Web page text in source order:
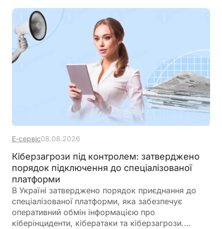
Е-сервіс08.08.2026
Кіберзагрози під контролем: затверджено
порядок підключення до спеціалізованої
платформи
В Україні затверджено порядок приєднання до
спеціалізованої платформи, яка забезпечує
оперативний обмін інформацією про
кіберінциденти, кібератаки та кіберзагрози.